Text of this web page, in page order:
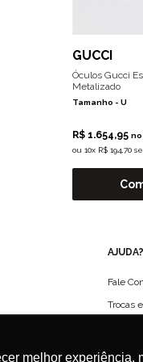
melhor
GUCCI
Óculos Gucci
Metalizado
Tamanho - U
R$ 1.654,95 no
ou 10x R$ 194,70
AJUDA?
Fale
Trocas